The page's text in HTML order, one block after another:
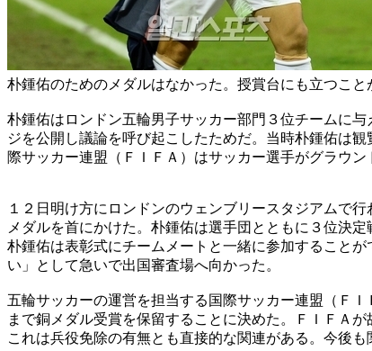
朴鍾佑のためのメダルはなかった。授賞台にも立つこ
朴鍾佑はロンドン五輪男子サッカー部門３位チームに
ジを公開し議論を呼び起こしたためだ。当時朴鍾佑は
際サッカー連盟（ＦＩＦＡ）はサッカー選手がグラウ
１２日明け方にロンドンのウェンブリースタジアムで
メダルを首にかけた。朴鍾佑は選手団とともに３位決
朴鍾佑は表彰式にチームメートと一緒に参加すること
い」として急いで出国審査場へ向かった。
五輪サッカーの運営を担当する国際サッカー連盟（Ｆ
まで銅メダル受賞を保留することに決めた。ＦＩＦＡ
これは兵役免除の有無とも直接的な関連がある。今後